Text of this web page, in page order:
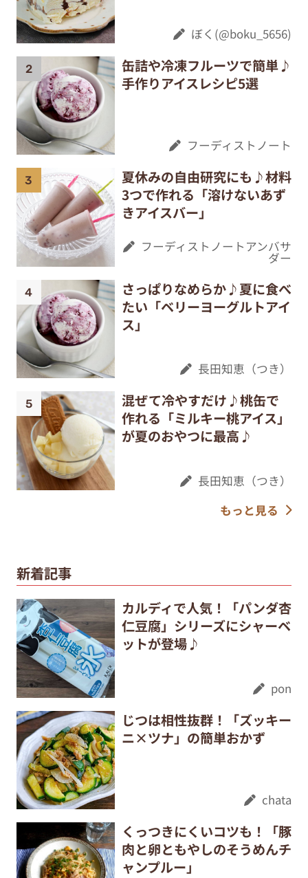
ぼく(@boku_5656)
缶詰や冷凍フルーツで簡単♪
手作りアイスレシピ5選
フーディストノート
夏休みの自由研究にも♪材料
3つで作れる「溶けないあず
きアイスバー」
フーディストノートアンバサ
ダー
さっぱりなめらか♪夏に食べ
たい「ベリーヨーグルトアイ
ス」
長田知恵（つき）
混ぜて冷やすだけ♪桃缶で
作れる「ミルキー桃アイス」
が夏のおやつに最高♪
長田知恵（つき）
もっと見る
新着記事
カルディで人気！「パンダ杏
仁豆腐」シリーズにシャーベ
ットが登場♪
pon
じつは相性抜群！「ズッキー
ニ×ツナ」の簡単おかず
chata
くっつきにくいコツも！「豚
肉と卵ともやしのそうめんチ
ャンプルー」